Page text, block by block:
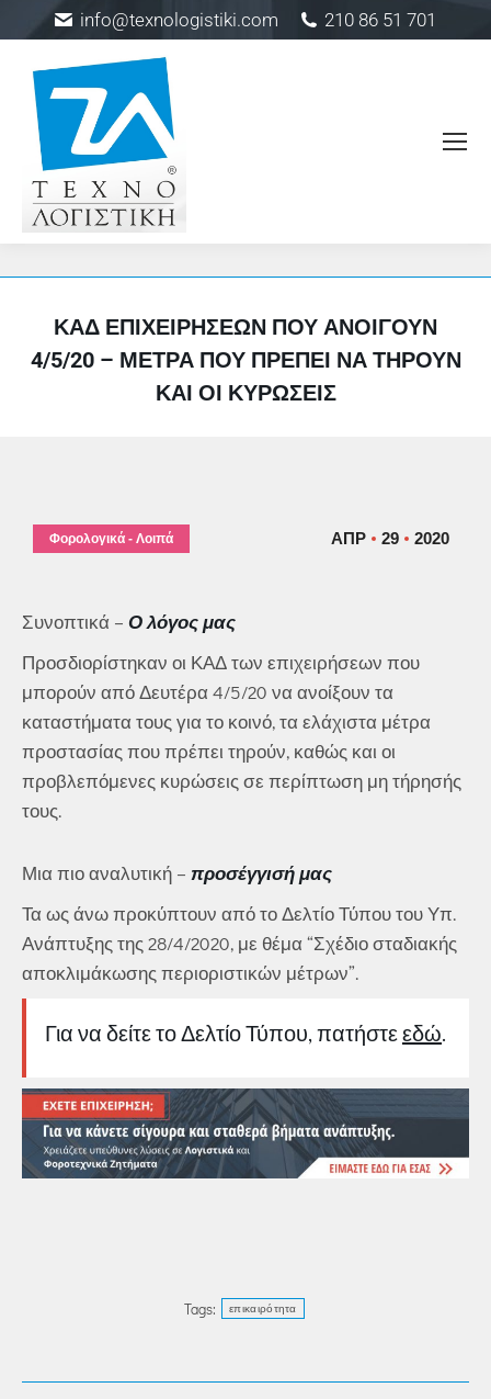
info@texnologistiki.com 210 86 51 701
ΚΑΔ ΕΠΙΧΕΙΡΉΣΕΩΝ ΠΟΥ ΑΝΟΊΓΟΥΝ
4/5/20 – ΜΈΤΡΑ ΠΟΥ ΠΡΈΠΕΙ ΝΑ ΤΗΡΟΎΝ
ΚΑΙ ΟΙ ΚΥΡΏΣΕΙΣ
ΑΠΡ 29 2020
Φορολογικά - Λοιπά
Συνοπτικά – Ο λόγος μας
Προσδιορίστηκαν οι ΚΑΔ των επιχειρήσεων που
μπορούν από Δευτέρα 4/5/20 να ανοίξουν τα
καταστήματα τους για το κοινό, τα ελάχιστα μέτρα
προστασίας που πρέπει τηρούν, καθώς και οι
προβλεπόμενες κυρώσεις σε περίπτωση μη τήρησής
τους.
Μια πιο αναλυτική – προσέγγισή μας
Τα ως άνω προκύπτουν από το Δελτίο Τύπου του Υπ.
Ανάπτυξης της 28/4/2020, με θέμα “Σχέδιο σταδιακής
αποκλιμάκωσης περιοριστικών μέτρων”.
Για να δείτε το Δελτίο Τύπου, πατήστεεδώ.
Tags: επικαιρότητα